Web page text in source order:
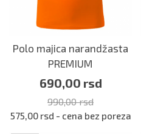
Polo majica narandžasta
PREMIUM
690,00 rsd
990,00 rsd
575,00 rsd - cena bez poreza